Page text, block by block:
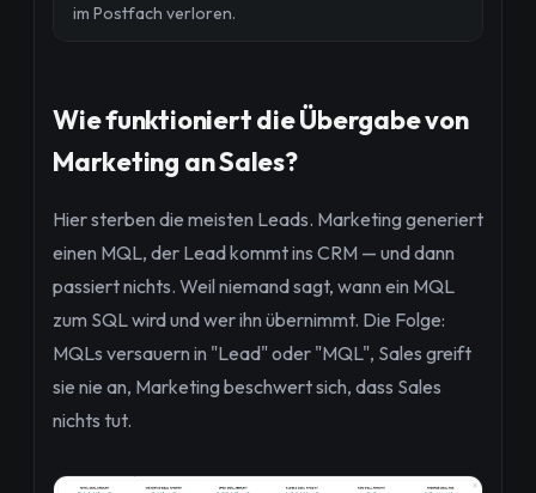
im Postfach verloren.
Wie funktioniert die Übergabe von
Marketing an Sales?
Hier sterben die meisten Leads. Marketing generiert
einen MQL, der Lead kommt ins CRM — und dann
passiert nichts. Weil niemand sagt, wann ein MQL
zum SQL wird und wer ihn übernimmt. Die Folge:
MQLs versauern in "Lead" oder "MQL", Sales greift
sie nie an, Marketing beschwert sich, dass Sales
nichts tut.